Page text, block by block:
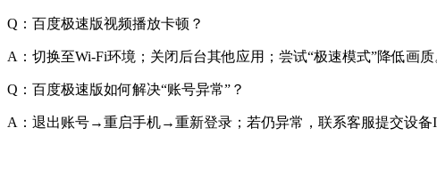
Q：百度极速版视频播放卡顿？
A：切换至Wi-Fi环境；关闭后台其他应用；尝试“极速模式”降低画质
Q：百度极速版如何解决“账号异常”？
A：退出账号→重启手机→重新登录；若仍异常，联系客服提交设备